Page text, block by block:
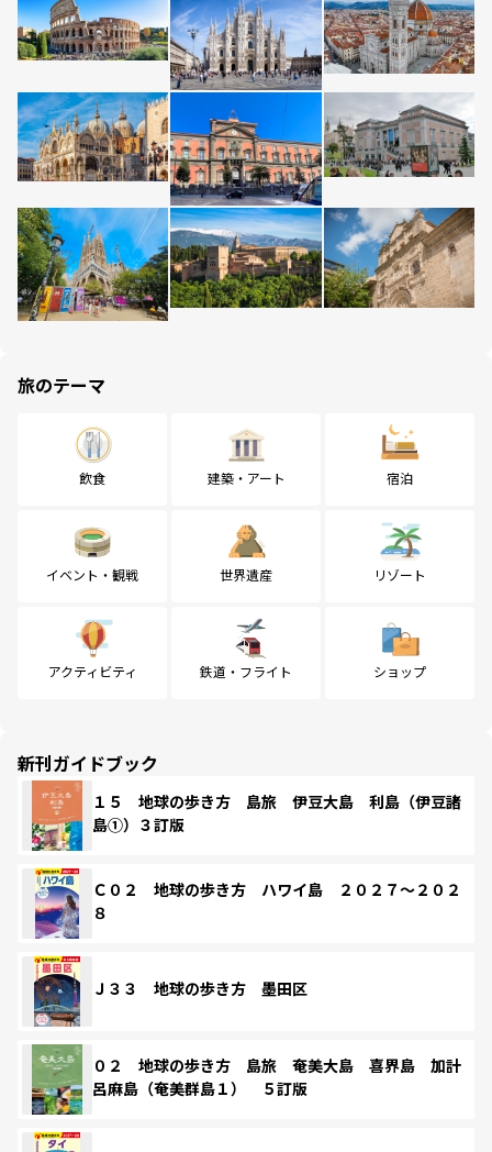
旅のテーマ
飲食 建築・アート 宿泊
イベント・観戦 世界遺産 リゾート
アクティビティ 鉄道・フライト ショップ
新刊ガイドブック
１５ 地球の歩き方 島旅 伊豆大島 利島（伊豆諸
島①）３訂版
Ｃ０２ 地球の歩き方 ハワイ島 ２０２７～２０２
８
Ｊ３３ 地球の歩き方 墨田区
０２ 地球の歩き方 島旅 奄美大島 喜界島 加計
呂麻島（奄美群島１） ５訂版